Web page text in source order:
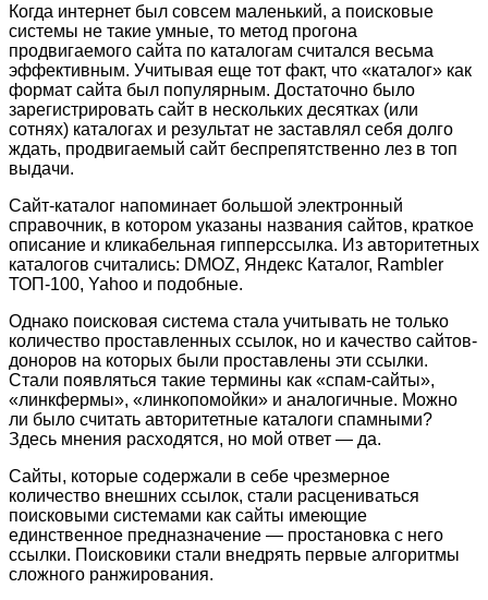
Когда интернет был совсем маленький, а поисковые
системы не такие умные, то метод прогона
продвигаемого сайта по каталогам считался весьма
эффективным. Учитывая еще тот факт, что «каталог» как
формат сайта был популярным. Достаточно было
зарегистрировать сайт в нескольких десятках (или
сотнях) каталогах и результат не заставлял себя долго
ждать, продвигаемый сайт беспрепятственно лез в топ
выдачи.
Сайт-каталог напоминает большой электронный
справочник, в котором указаны названия сайтов, краткое
описание и кликабельная гипперссылка. Из авторитетных
каталогов считались: DMOZ, Яндекс Каталог, Rambler
ТОП-100, Yahoo и подобные.
Однако поисковая система стала учитывать не только
количество проставленных ссылок, но и качество сайтов-
доноров на которых были проставлены эти ссылки.
Стали появляться такие термины как «спам-сайты»,
«линкфермы», «линкопомойки» и аналогичные. Можно
ли было считать авторитетные каталоги спамными?
Здесь мнения расходятся, но мой ответ — да.
Сайты, которые содержали в себе чрезмерное
количество внешних ссылок, стали расцениватьcя
поисковыми системами как сайты имеющие
единственное предназначение — простановка с него
ссылки. Поисковики стали внедрять первые алгоритмы
сложного ранжирования.